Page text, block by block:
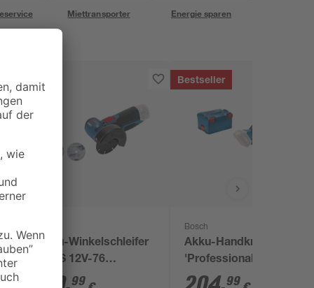
Miettransporter Energie sparen
Akku-Winkelschleifer
'GWS 12V-76
Professional' 12 V
99
Bestseller
Bosch
Akku-Handkreissäge
'Professional GKS
18V-57 G' ohne Akku
99